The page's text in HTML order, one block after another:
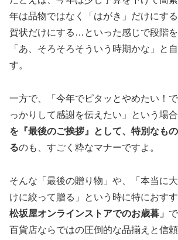
年は品物ではなく「はがき」だけにす
賀状だけにする…といった感じで段階
「あ、そろそろそういう時期かな」と
す。
一方で、「今年でピタッとやめたい！
っかりして感謝を伝えたい」という場合
を『最後のご挨拶』として、特別なも
るのも、すごく粋なマナーですよ。
そんな「最後の贈り物」や、「本当に
けに絞って贈る」という時に特におすす
松坂屋オンラインストアでのお歳暮」
百貨店ならではの圧倒的な品揃えと信